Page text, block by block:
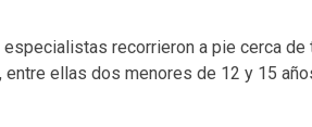
recorrieron a pie cerca de
ellas dos menores de 12 y 15